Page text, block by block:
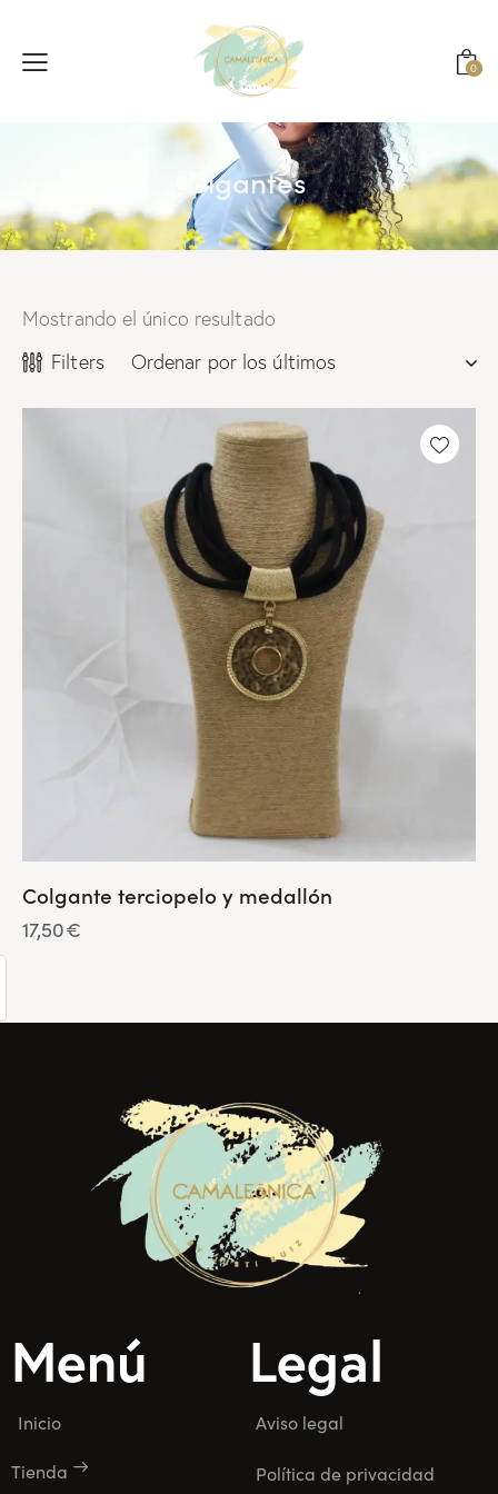
0
Colgantes
Mostrando el único resultado
Filters
Colgante terciopelo y medallón
17,50€
Menú
Inicio
Tienda
Legal
Aviso legal
Política de privacidad